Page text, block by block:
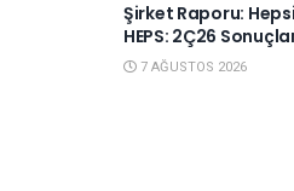
Şirket Raporu:
HEPS: 2Ç26
7 AĞUSTOS 2026